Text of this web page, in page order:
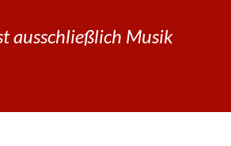
ausschließlich Musik